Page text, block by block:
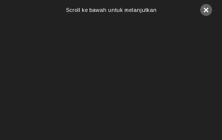
×
Scroll ke bawah untuk melanjutkan